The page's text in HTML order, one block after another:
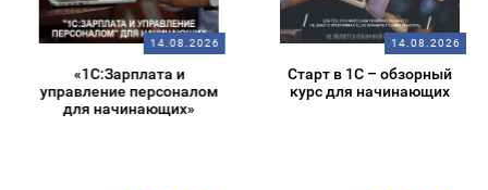
14.08.2026
«1С:Зарплата и
управление персоналом
для начинающих»
14.08.2026
Старт в 1С – обзорный
курс для начинающих